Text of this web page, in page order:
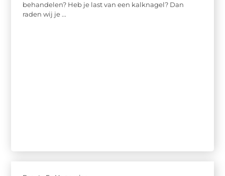
behandelen? Heb je last van een kalknagel? Dan
raden wij je ...